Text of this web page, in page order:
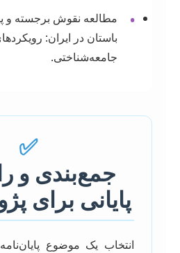
•
مطالعه نقوش برجسته و
باستان در ایران:
جامعه‌شناختی.
✅
جمع‌بندی و
پایانی برای
انتخاب یک موضوع